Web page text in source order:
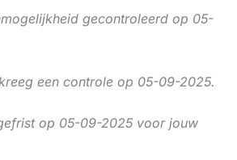
gecontroleerd op 05-
een controle op 05-09-2025.
op 05-09-2025 voor jouw